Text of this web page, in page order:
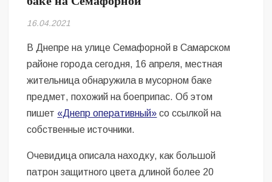
Безугла закликає валити Сирського
сучасну моду
Командувач ВМС Неїжпапа закликав не дестабілізувати ситуацію
навколо керівництва армії
16.04.2021
В Днепре на улице Семафорной в Самарском
районе города сегодня, 16 апреля, местная
жительница обнаружила в мусорном баке
предмет, похожий на боеприпас. Об этом
пишет «Днепр оперативный» со ссылкой на
собственные источники.
Очевидица описала находку, как большой
патрон защитного цвета длиной более 20